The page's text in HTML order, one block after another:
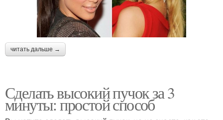
читать дальше →
Сделать высокий пучок за 3
минуты: простой способ